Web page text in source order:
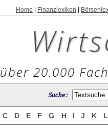
Home Finanzlexikon
über 20.000
Suche :
C D E F G H I J K